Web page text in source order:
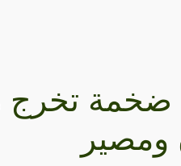
ضخمة تخرج
ومصير